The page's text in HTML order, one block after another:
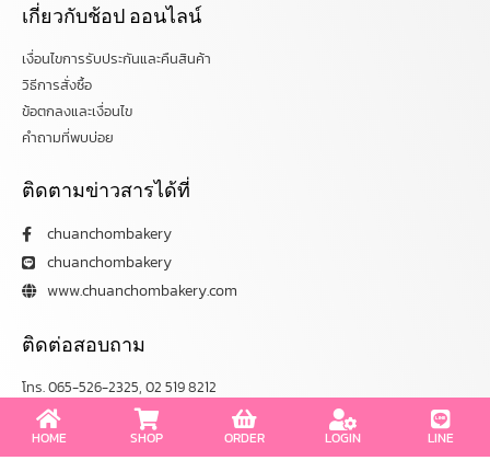
เกี่ยวกับช้อป ออนไลน์
เงื่อนไขการรับประกันและคืนสินค้า
วิธีการสั่งซื้อ
ข้อตกลงและเงื่อนไข
คำถามที่พบบ่อย
ติดตามข่าวสารได้ที่
chuanchombakery
chuanchombakery
www.chuanchombakery.com
ติดต่อสอบถาม
โทร. 065-526-2325, 02 519 8212
E-mail : chuanchom.bakery@gmail.com
HOME SHOP ORDER LOGIN LINE